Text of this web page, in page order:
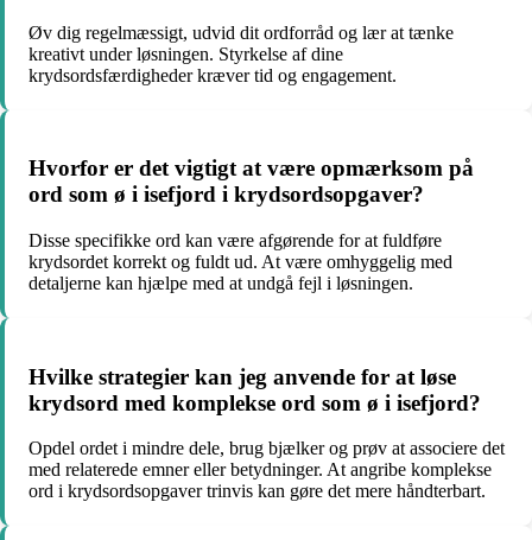
Øv dig regelmæssigt, udvid dit ordforråd og lær at tænke
kreativt under løsningen. Styrkelse af dine
krydsordsfærdigheder kræver tid og engagement.
Hvorfor er det vigtigt at være opmærksom på
ord som ø i isefjord i krydsordsopgaver?
Disse specifikke ord kan være afgørende for at fuldføre
krydsordet korrekt og fuldt ud. At være omhyggelig med
detaljerne kan hjælpe med at undgå fejl i løsningen.
Hvilke strategier kan jeg anvende for at løse
krydsord med komplekse ord som ø i isefjord?
Opdel ordet i mindre dele, brug bjælker og prøv at associere det
med relaterede emner eller betydninger. At angribe komplekse
ord i krydsordsopgaver trinvis kan gøre det mere håndterbart.